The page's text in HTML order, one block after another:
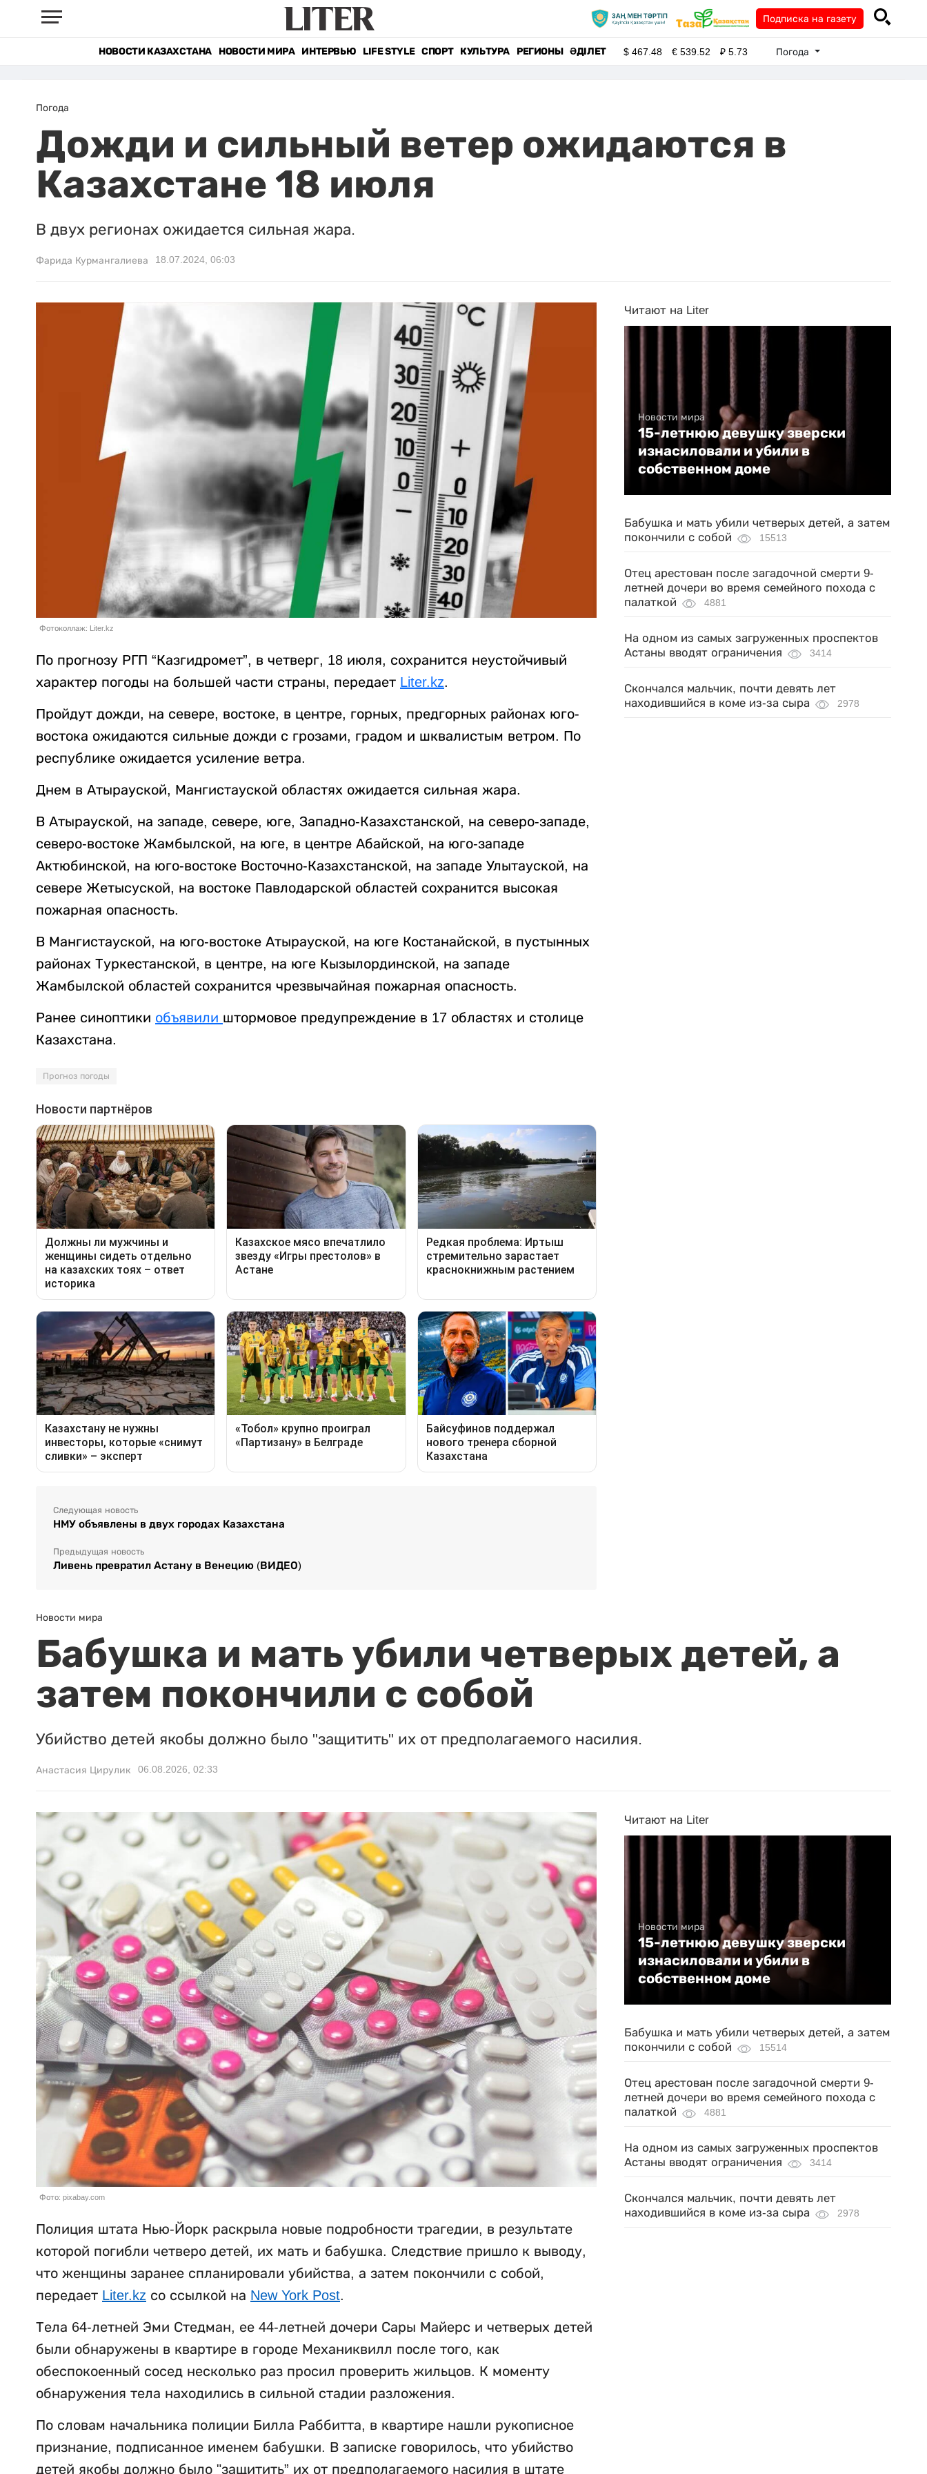
Подписка на газету
НОВОСТИ КАЗАХСТАНА НОВОСТИ МИРА ИНТЕРВЬЮ LIFE STYLE СПОРТ КУЛЬТУРА РЕГИОНЫ ӘДІЛЕТ $467.48 €539.52 ₽5.73 Погода
Погода
Дожди и сильный ветер ожидаются в
Казахстане 18 июля
В двух регионах ожидается сильная жара.
Фарида Курмангалиева 18.07.2024, 06:03
Фотоколлаж: Liter.kz
По прогнозу РГП “Казгидромет”, в четверг, 18 июля, сохранится неустойчивый
характер погоды на большей части страны, передает Liter.kz.
Пройдут дожди, на севере, востоке, в центре, горных, предгорных районах юго-
востока ожидаются сильные дожди с грозами, градом и шквалистым ветром. По
республике ожидается усиление ветра.
Днем в Атырауской, Мангистауской областях ожидается сильная жара.
В Атырауской, на западе, севере, юге, Западно-Казахстанской, на северо-западе,
северо-востоке Жамбылской, на юге, в центре Абайской, на юго-западе
Актюбинской, на юго-востоке Восточно-Казахстанской, на западе Улытауской, на
севере Жетысуской, на востоке Павлодарской областей сохранится высокая
пожарная опасность.
В Мангистауской, на юго-востоке Атырауской, на юге Костанайской, в пустынных
районах Туркестанской, в центре, на юге Кызылординской, на западе
Жамбылской областей сохранится чрезвычайная пожарная опасность.
Ранее синоптики объявили штормовое предупреждение в 17 областях и столице
Казахстана.
Прогноз погоды
Следующая новость
НМУ объявлены в двух городах Казахстана
Предыдущая новость
Ливень превратил Астану в Венецию (ВИДЕО)
Читают на Liter
Новости мира
15-летнюю девушку зверски
изнасиловали и убили в
собственном доме
Бабушка и мать убили четверых детей, а затем
покончили с собой
15513
Отец арестован после загадочной смерти 9-
летней дочери во время семейного похода с
палаткой
4881
На одном из самых загруженных проспектов
Астаны вводят ограничения
3414
Скончался мальчик, почти девять лет
находившийся в коме из-за сыра
2978
Новости мира
Бабушка и мать убили четверых детей, а
затем покончили с собой
Убийство детей якобы должно было "защитить" их от предполагаемого насилия.
Анастасия Цирулик 06.08.2026, 02:33
Фото: pixabay.com
Полиция штата Нью-Йорк раскрыла новые подробности трагедии, в результате
которой погибли четверо детей, их мать и бабушка. Следствие пришло к выводу,
что женщины заранее спланировали убийства, а затем покончили с собой,
передает Liter.kz со ссылкой на New York Post.
Тела 64-летней Эми Стедман, ее 44-летней дочери Сары Майерс и четверых детей
были обнаружены в квартире в городе Механиквилл после того, как
обеспокоенный сосед несколько раз просил проверить жильцов. К моменту
обнаружения тела находились в сильной стадии разложения.
По словам начальника полиции Билла Раббитта, в квартире нашли рукописное
признание, подписанное именем бабушки. В записке говорилось, что убийство
детей якобы должно было "защитить” их от предполагаемого насилия в штате
Читают на Liter
Новости мира
15-летнюю девушку зверски
изнасиловали и убили в
собственном доме
Бабушка и мать убили четверых детей, а затем
покончили с собой
15514
Отец арестован после загадочной смерти 9-
летней дочери во время семейного похода с
палаткой
4881
На одном из самых загруженных проспектов
Астаны вводят ограничения
3414
Скончался мальчик, почти девять лет
находившийся в коме из-за сыра
2978